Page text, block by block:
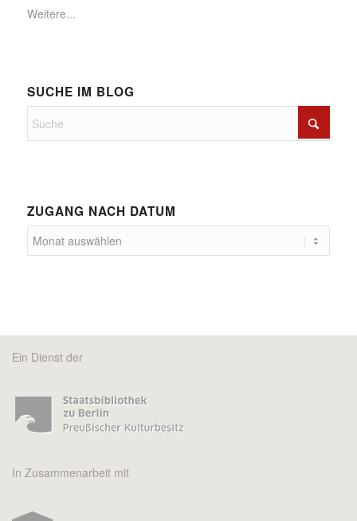
Weitere...
SUCHE IM BLOG
ZUGANG NACH DATUM
Ein Dienst der
In Zusammenarbeit mit